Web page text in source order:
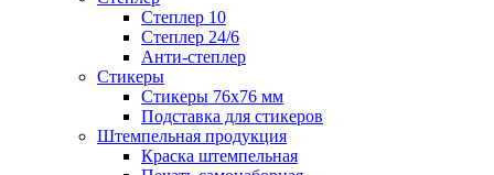
Степлер 10
Степлер 24/6
Анти-степлер
Стикеры
Стикеры 76x76 мм
Подставка для стикеров
Штемпельная продукция
Краска штемпельная